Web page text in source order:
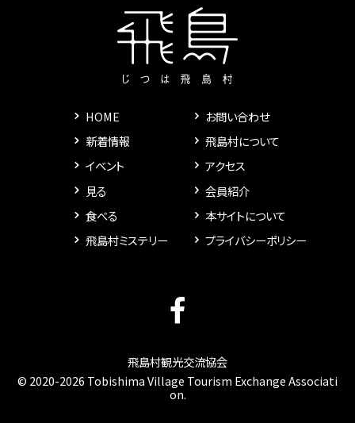
HOME
新着情報
イベント
見る
食べる
飛島村ミステリー
お問い合わせ
飛島村について
アクセス
会員紹介
本サイトについて
プライバシーポリシー
飛島村観光交流協会
© 2020-2026 Tobishima Village Tourism Exchange Associati
on.